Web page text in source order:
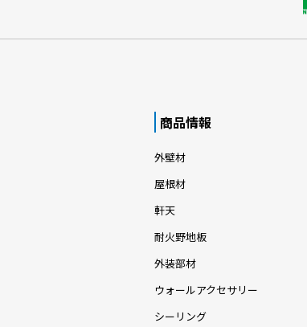
商品情報
外壁材
屋根材
軒天
耐火野地板
外装部材
ウォールアクセサリー
シーリング